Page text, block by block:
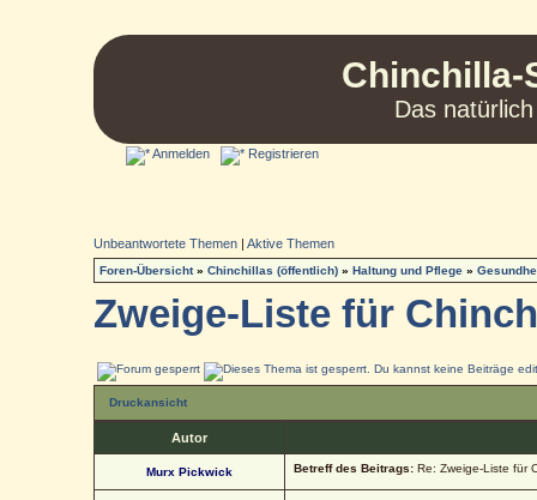
Chinchilla-
Das
Anmelden Registrieren
Unbeantwortete Themen |Aktive Themen
Foren-Übersicht»Chinchillas (öffentlich) »Haltung und Pflege »
Zweige-Liste für
Druckansicht
Autor
Murx Pickwick Betreff des Beitrags: Re: Zweige-Liste für